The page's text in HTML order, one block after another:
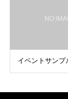
イベントサンプ